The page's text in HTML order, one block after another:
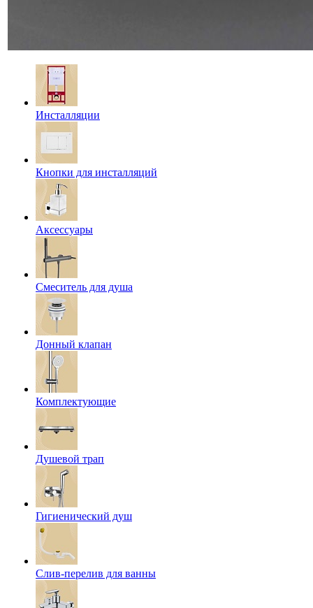
Инсталляции
Кнопки для инсталляций
Аксессуары
Смеситель для душа
Донный клапан
Комплектующие
Душевой трап
Гигиенический душ
Слив-перелив для ванны